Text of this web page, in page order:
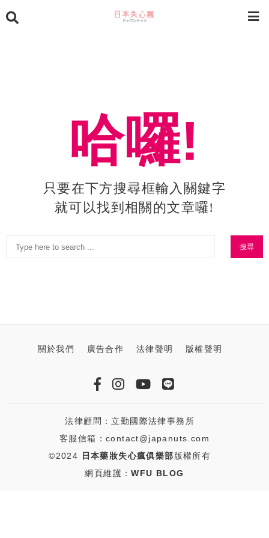
哈囉!
只要在下方搜尋框輸入關鍵字
就可以找到相關的文章囉!
關於我們 廣告合作 法律聲明 版權聲明
法律顧問：立勤國際法律事務所
客服信箱：contact@japanuts.com
©2024
日本藥妝失心瘋俱樂部版權所有
網頁維護：WFU BLOG